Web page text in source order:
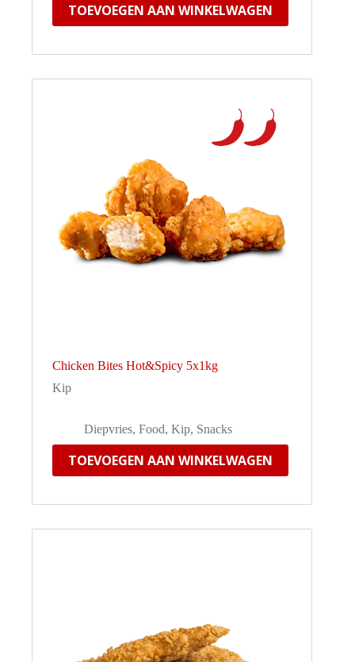
TOEVOEGEN AAN WINKELWAGEN
Chicken Bites Hot&Spicy 5x1kg
Kip
Diepvries, Food, Kip, Snacks
TOEVOEGEN AAN WINKELWAGEN